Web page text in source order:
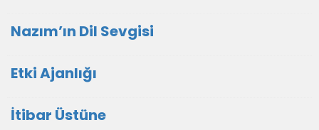
Nazım’ın Dil Sevgisi
Etki Ajanlığı
İtibar Üstüne